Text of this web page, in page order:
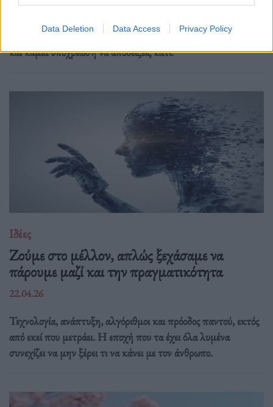
Data Deletion Data Access Privacy Policy
Εκεί που κάποιοι βλέπουν ήττα, κρύβεται η πιο καθαρή
μορφή σχέσης. Λιγότερο στρατηγική, περισσότερη αλήθεια
και καμιά υποχρέωση να αποδείξεις κάτι.
Ιδέες
Ζούμε στο μέλλον, απλώς ξεχάσαμε να
πάρουμε μαζί και την πραγματικότητα
22.04.26
Τεχνολογία, ανάπτυξη, αλγόριθμοι και πρόοδος παντού, εκτός
από εκεί που μετράει. Η εποχή που τα έχει όλα λυμένα
συνεχίζει να μην ξέρει τι να κάνει με τον άνθρωπο.